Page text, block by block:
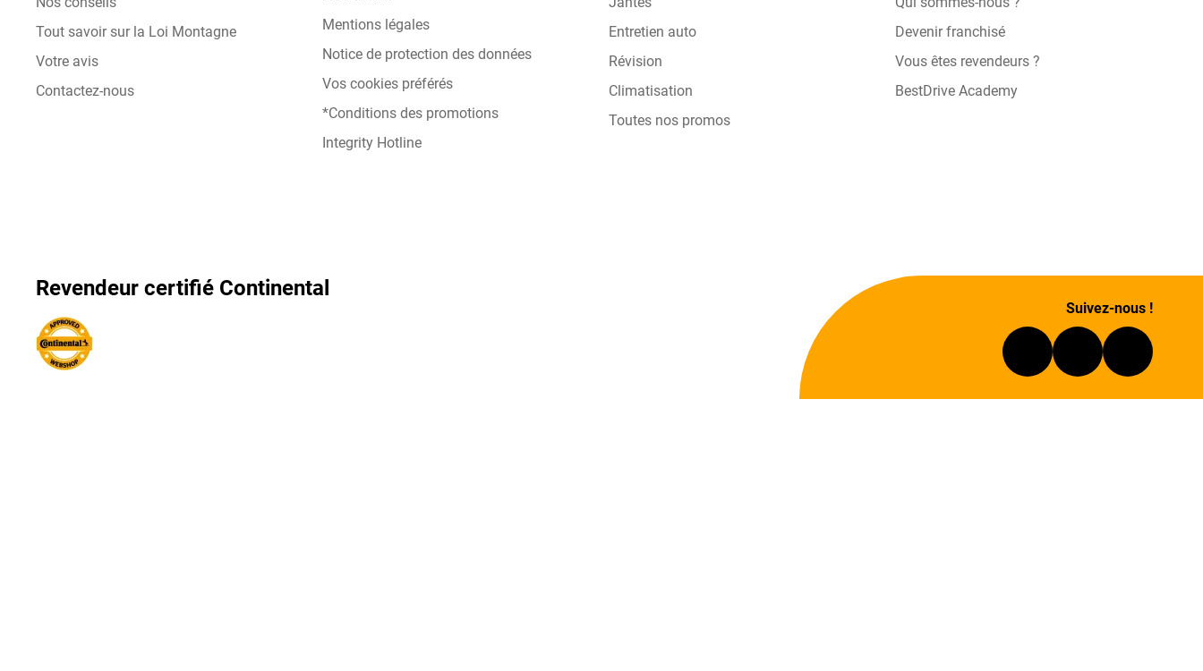
Tout savoir sur la Loi Montagne
Votre avis
Contactez-nous
Mentions légales
Notice de protection des données
Vos cookies préférés
*Conditions des promotions
Integrity Hotline
Entretien auto
Révision
Climatisation
Toutes nos promos
Devenir franchisé
Vous êtes revendeurs ?
BestDrive Academy
Revendeur certifié Continental
Suivez-nous !